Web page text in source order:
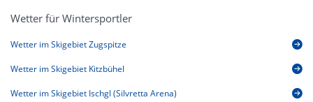
Wetter für Wintersportler
Wetter im Skigebiet Zugspitze
Wetter im Skigebiet Kitzbühel
Wetter im Skigebiet Ischgl (Silvretta Arena)